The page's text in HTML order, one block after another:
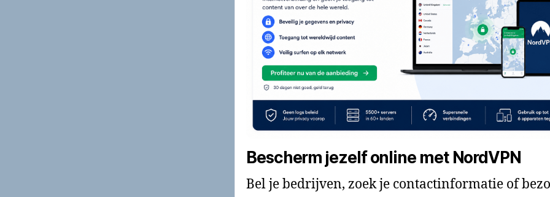
Bescherm jezelf online met NordVPN
Bel je bedrijven, zoek je contactinformatie of